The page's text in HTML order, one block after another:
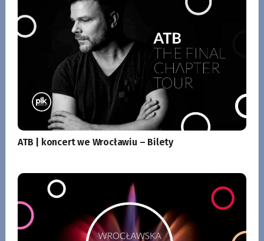
ATB | koncert we Wrocławiu – Bilety